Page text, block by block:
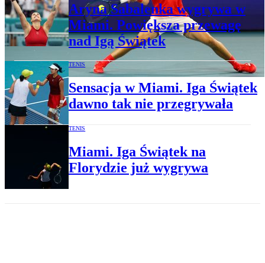
Aryna Sabalenka wygrywa w
Miami. Powiększa przewagę
nad Igą Świątek
TENIS
Sensacja w Miami. Iga Świątek
dawno tak nie przegrywała
TENIS
Miami. Iga Świątek na
Florydzie już wygrywa